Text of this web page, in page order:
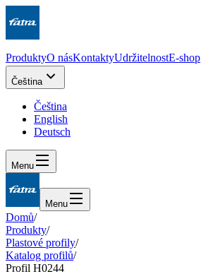
ProduktyO násKontaktyUdržitelnostE-shop
Čeština
Čeština
English
Deutsch
Menu
Menu
Domů/
Produkty/
Plastové profily/
Katalog profilů/
Profil H0244